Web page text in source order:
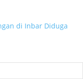
di Inbar Diduga